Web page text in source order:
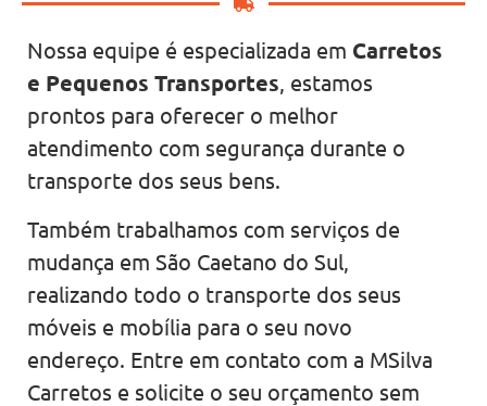
Nossa equipe é especializada em Carretos
e Pequenos Transportes, estamos
prontos para oferecer o melhor
atendimento com segurança durante o
transporte dos seus bens.
Também trabalhamos com serviços de
mudança em São Caetano do Sul,
realizando todo o transporte dos seus
móveis e mobília para o seu novo
endereço. Entre em contato com a MSilva
Carretos e solicite o seu orçamento sem